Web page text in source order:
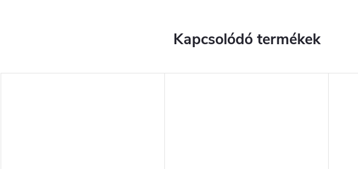
Kapcsolódó termékek